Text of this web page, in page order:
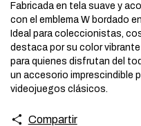
Fabricada en tela suave y
con el emblema W bordado
Ideal para coleccionistas,
destaca por su color
para quienes disfrutan del
un accesorio imprescindible
videojuegos clásicos.
Compartir